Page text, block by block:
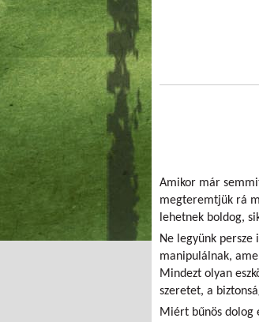
Amikor már
megteremtjük rá
lehetnek boldog,
Ne legyünk persze
manipulálnak,
Mindezt olyan
szeretet, a
Miért bűnös dolog